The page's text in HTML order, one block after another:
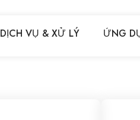
DỊCH VỤ & XỬ LÝ ỨNG